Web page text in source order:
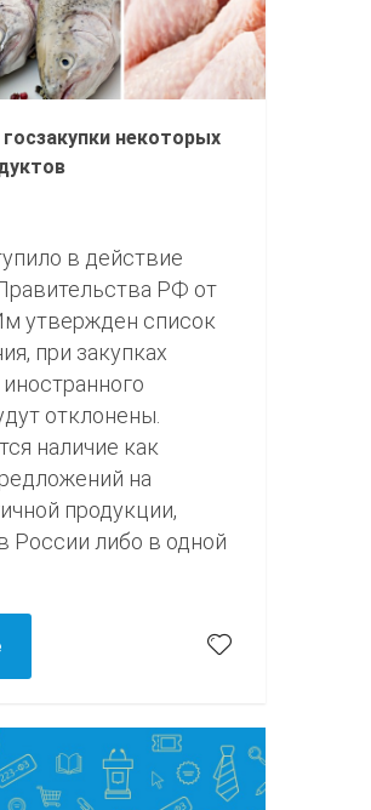
некоторых
в действие
РФ от
утвержден список
при закупках
отклонены.
наличие как
на
продукции,
России либо в одной